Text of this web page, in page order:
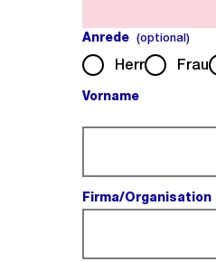
Anrede (optional)
Herr Frau
Vorname
Firma/Organisation